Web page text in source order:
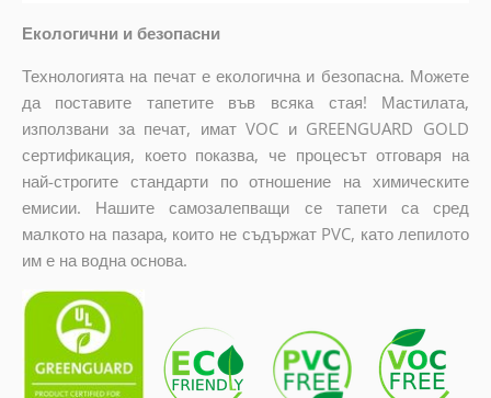
Екологични и безопасни
Технологията на печат е екологична и безопасна. Можете
да поставите тапетите във всяка стая! Мастилата,
използвани за печат, имат VOC и GREENGUARD GOLD
сертификация, което показва, че процесът отговаря на
най-строгите стандарти по отношение на химическите
емисии. Нашите самозалепващи се тапети са сред
малкото на пазара, които не съдържат PVC, като лепилото
им е на водна основа.